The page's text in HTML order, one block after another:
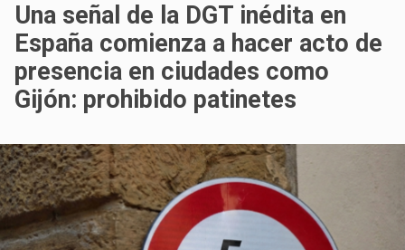
Una señal de la DGT inédita en
España comienza a hacer acto de
presencia en ciudades como
Gijón: prohibido patinetes